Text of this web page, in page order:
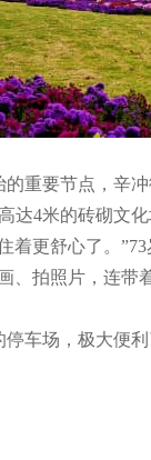
重要节点，辛
达4米的砖砌文
着更舒心了。
、拍照片，连带
车场，极大便